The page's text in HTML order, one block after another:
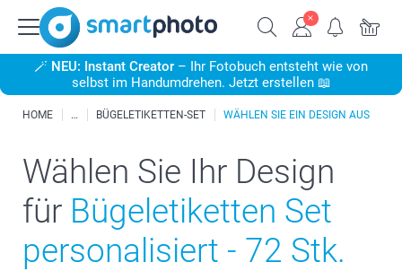
🪄 NEU: Instant Creator – Ihr Fotobuch entsteht wie von
selbst im Handumdrehen. Jetzt erstellen 📖
HOME BÜGELETIKETTEN-SET WÄHLEN SIE EIN DESIGN AUS
Wählen Sie Ihr Design
für Bügeletiketten Set
personalisiert - 72 Stk.